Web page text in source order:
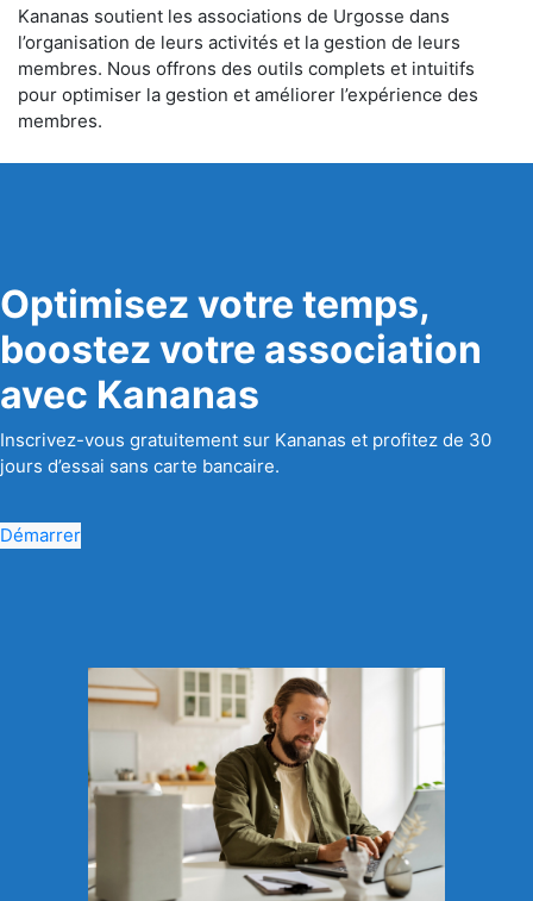
Kananas soutient les associations de Urgosse dans
l’organisation de leurs activités et la gestion de leurs
membres. Nous offrons des outils complets et intuitifs
pour optimiser la gestion et améliorer l’expérience des
membres.
Optimisez votre temps,
boostez votre association
avec Kananas
Inscrivez-vous gratuitement sur Kananas et profitez de 30
jours d’essai sans carte bancaire.
Démarrer